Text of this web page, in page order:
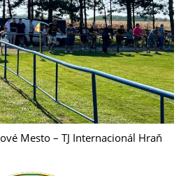
Mesto – TJ Internacionál Hraň